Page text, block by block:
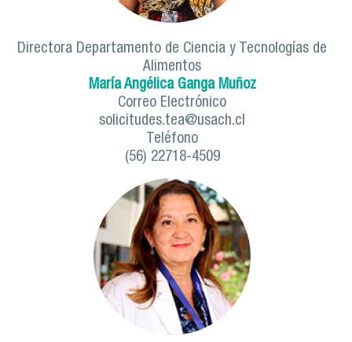
Directora Departamento de Ciencia y Tecnologías de
Alimentos
María Angélica Ganga Muñoz
Correo Electrónico
solicitudes.tea@usach.cl
Teléfono
(56) 22718-4509